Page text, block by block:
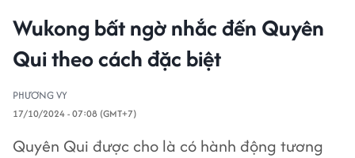
Wukong bất ngờ nhắc đến Quyên
Qui theo cách đặc biệt
PHƯƠNG VY
17/10/2024 - 07:08 (GMT+7)
Quyên Qui được cho là có hành động tương